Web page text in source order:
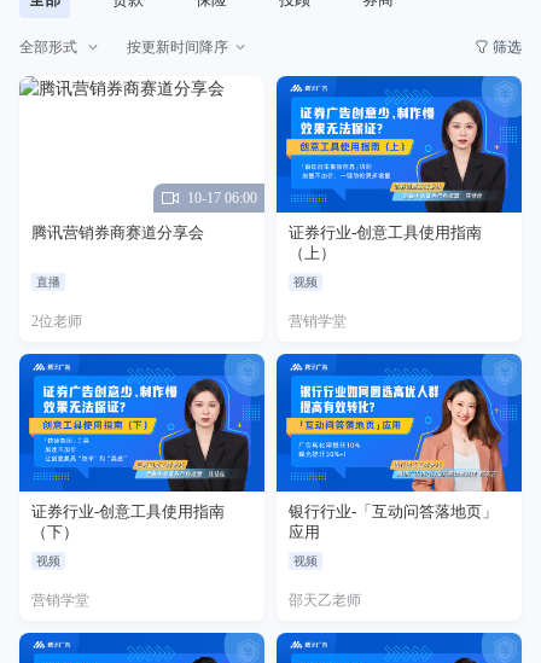
全部形式 按更新时间降序 筛选
10-17 06:00
腾讯营销券商赛道分享会
直播
2位老师
证券行业-创意工具使用指南
（上）
视频
营销学堂
证券行业-创意工具使用指南
（下）
视频
营销学堂
银行行业-「互动问答落地页」
应用
视频
邵天乙老师